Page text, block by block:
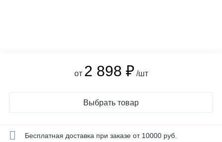
от 2 898 ₽ /шт
Выбрать товар
Бесплатная доставка при заказе от 10000 руб.